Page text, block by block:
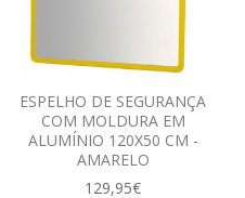
ESPELHO DE SEGURANÇA
COM MOLDURA EM
ALUMÍNIO 120X50 CM -
AMARELO
129,95€